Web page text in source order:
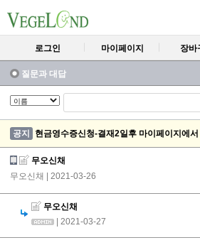
로그인 마이페이지 장바
질문과 대답
공지 현금영수증신청-결재2일후 마이페이지에
무오신채
무오신채
| 2021-03-26
무오신채
| 2021-03-27